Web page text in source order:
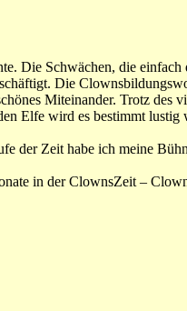
Die Schwächen, die
Die
Miteinander. Trotz des
Elfe wird es bestimmt
Zeit habe ich meine
in der ClownsZeit –